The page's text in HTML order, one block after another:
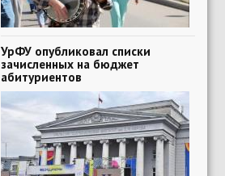
УрФУ опубликовал списки
зачисленных на бюджет
абитуриентов